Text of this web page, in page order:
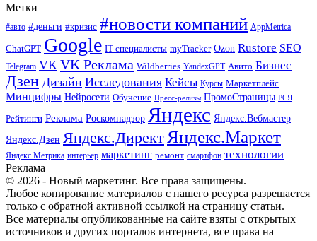
Метки
#авто #деньги #кризис #новости компаний AppMetrica
ChatGPT Google IT-специалисты myTracker Ozon Rustore SEO
Telegram VK VK Реклама Wildberries YandexGPT Авито Бизнес
Дзен Дизайн Исследования Кейсы Курсы Маркетплейс
Минцифры Нейросети Обучение Пресс-релизы ПромоСтраницы РСЯ
Рейтинги Реклама Роскомнадзор Яндекс Яндекс.Вебмастер
Яндекс.Дзен Яндекс.ДиректЯндекс.Маркет
Яндекс.Метрика интерьер маркетинг ремонт смартфон технологии
Реклама
© 2026 - Новый маркетинг. Все права защищены.
Любое копирование материалов с нашего ресурса разрешается
только с обратной активной ссылкой на страницу статьи.
Все материалы опубликованные на сайте взяты с открытых
источников и других порталов интернета, все права на